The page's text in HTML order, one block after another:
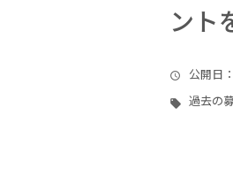
ント
公開日
過去の